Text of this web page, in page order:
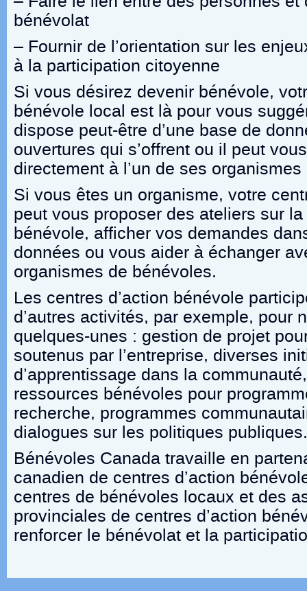
bénévolat
– Fournir de l’orientation sur les
à la participation citoyenne
Si vous désirez devenir bénévole,
bénévole local est là pour vous
dispose peut-être d’une base de
ouvertures qui s’offrent ou il peut
directement à l’un de ses
Si vous êtes un organisme, votre
peut vous proposer des ateliers sur
bénévole, afficher vos demandes
données ou vous aider à échanger
organismes de bénévoles.
Les centres d’action bénévole
d’autres activités, par exemple, pour
quelques-unes : gestion de projet
soutenus par l’entreprise, diverses
d’apprentissage dans la
ressources bénévoles pour
recherche, programmes
dialogues sur les politiques publiques.
Bénévoles Canada travaille en
canadien de centres d’action
centres de bénévoles locaux et des
provinciales de centres d’action
renforcer le bénévolat et la